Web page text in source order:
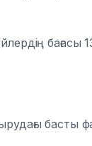
бағасы
басты